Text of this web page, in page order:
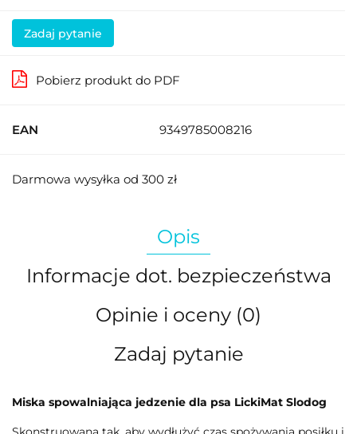
Zadaj pytanie
Pobierz produkt do PDF
EAN 9349785008216
Darmowa wysyłka od 300 zł
Opis
Informacje dot. bezpieczeństwa
Opinie i oceny (0)
Zadaj pytanie
Miska spowalniająca jedzenie dla psa LickiMat Slodog